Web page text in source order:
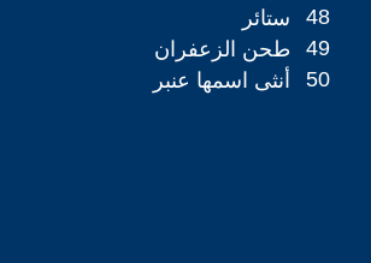
ستائر
48
طحن الزعفران
49
أنثى اسمها عنبر 50